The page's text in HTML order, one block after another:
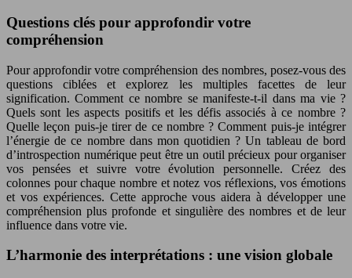
Questions clés pour approfondir votre
compréhension
Pour approfondir votre compréhension des nombres, posez-vous des
questions ciblées et explorez les multiples facettes de leur
signification. Comment ce nombre se manifeste-t-il dans ma vie ?
Quels sont les aspects positifs et les défis associés à ce nombre ?
Quelle leçon puis-je tirer de ce nombre ? Comment puis-je intégrer
l’énergie de ce nombre dans mon quotidien ? Un tableau de bord
d’introspection numérique peut être un outil précieux pour organiser
vos pensées et suivre votre évolution personnelle. Créez des
colonnes pour chaque nombre et notez vos réflexions, vos émotions
et vos expériences. Cette approche vous aidera à développer une
compréhension plus profonde et singulière des nombres et de leur
influence dans votre vie.
L’harmonie des interprétations : une vision globale